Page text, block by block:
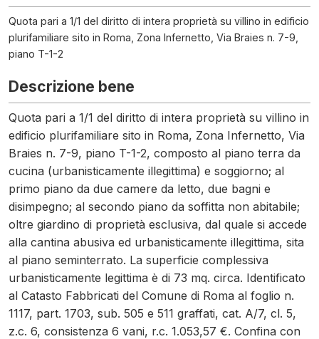
Quota pari a 1/1 del diritto di intera proprietà su villino in edificio
plurifamiliare sito in Roma, Zona Infernetto, Via Braies n. 7-9,
piano T-1-2
Descrizione bene
Quota pari a 1/1 del diritto di intera proprietà su villino in
edificio plurifamiliare sito in Roma, Zona Infernetto, Via
Braies n. 7-9, piano T-1-2, composto al piano terra da
cucina (urbanisticamente illegittima) e soggiorno; al
primo piano da due camere da letto, due bagni e
disimpegno; al secondo piano da soffitta non abitabile;
oltre giardino di proprietà esclusiva, dal quale si accede
alla cantina abusiva ed urbanisticamente illegittima, sita
al piano seminterrato. La superficie complessiva
urbanisticamente legittima è di 73 mq. circa. Identificato
al Catasto Fabbricati del Comune di Roma al foglio n.
1117, part. 1703, sub. 505 e 511 graffati, cat. A/7, cl. 5,
z.c. 6, consistenza 6 vani, r.c. 1.053,57 €. Confina con